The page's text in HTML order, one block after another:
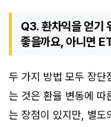
Q3. 환차익을 얻기
좋을까요, 아니면
두 가지 방법 모두 장단
는 것은 환율 변동에 따
는 장점이 있지만, 별도